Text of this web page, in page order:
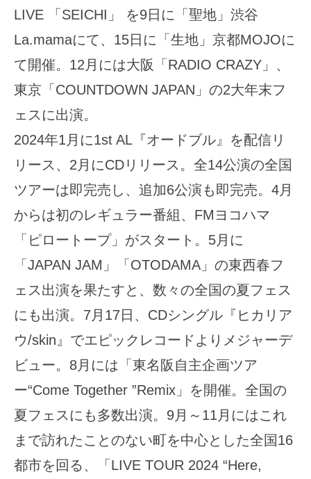
LIVE 「SEICHI」 を9日に「聖地」渋谷
La.mamaにて、15日に「生地」京都MOJOに
て開催。12月には大阪「RADIO CRAZY」、
東京「COUNTDOWN JAPAN」の2大年末フ
ェスに出演。
2024年1月に1st AL『オードブル』を配信リ
リース、2月にCDリリース。全14公演の全国
ツアーは即完売し、追加6公演も即完売。4月
からは初のレギュラー番組、FMヨコハマ
「ピロートープ」がスタート。5月に
「JAPAN JAM」「OTODAMA」の東西春フ
ェス出演を果たすと、数々の全国の夏フェス
にも出演。7月17日、CDシングル『ヒカリア
ウ/skin』でエピックレコードよりメジャーデ
ビュー。8月には「東名阪自主企画ツア
ー“Come Together ”Remix」を開催。全国の
夏フェスにも多数出演。9月～11月にはこれ
まで訪れたことのない町を中心とした全国16
都市を回る、「LIVE TOUR 2024 “Here,